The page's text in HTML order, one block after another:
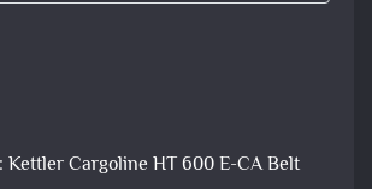
Kettler Cargoline HT 600 E-CA Belt